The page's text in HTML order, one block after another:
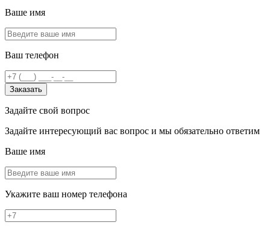
Ваше имя
Ваш телефон
Заказать
Задайте свой вопрос
Задайте интересующий вас вопрос и мы обязательно ответим
Ваше имя
Укажите ваш номер телефона